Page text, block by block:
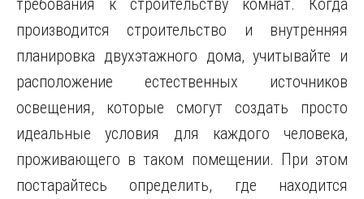
требования к строительству комнат. Когда
производится строительство и внутренняя
планировка двухэтажного дома, учитывайте и
расположение естественных источников
освещения, которые смогут создать просто
идеальные условия для каждого человека,
проживающего в таком помещении. При этом
постарайтесь определить, где находится